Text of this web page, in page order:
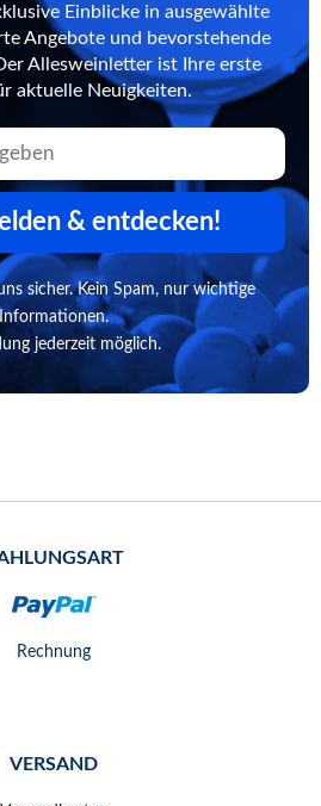
Einblicke in ausgewählte
Angebote und bevorstehende
Allesweinletter ist Ihre erste
aktuelle Neuigkeiten.
& entdecken!
sicher. Kein Spam, nur wichtige
Informationen.
jederzeit möglich.
Rechnung
VERSAND